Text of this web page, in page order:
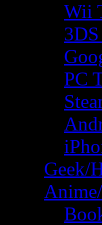
Wii
3DS
PC
Geek/